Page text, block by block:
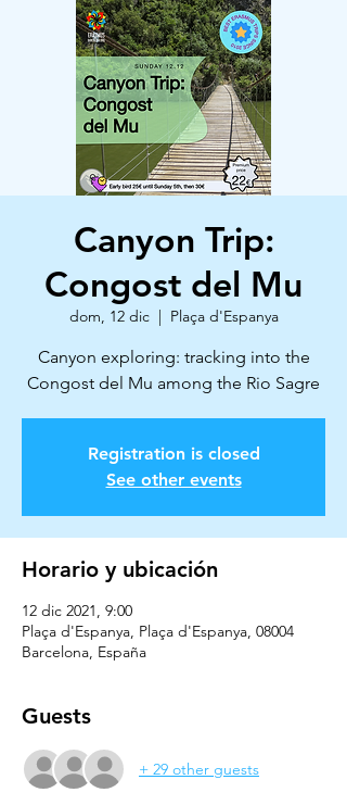
Canyon Trip:
Congost del Mu
dom, 12 dic
  |
Plaça d'Espanya
Canyon exploring: tracking into the
Congost del Mu among the Rio Sagre
Registration is closed
See other events
Horario y ubicación
12 dic 2021, 9:00
Plaça d'Espanya, Plaça d'Espanya, 08004
Barcelona, España
Guests
+ 29 other guests